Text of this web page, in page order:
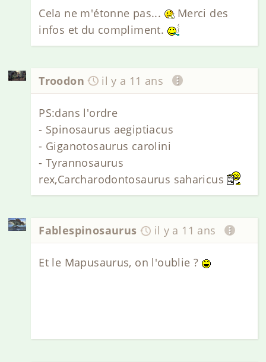
Cela ne m'étonne pas...
Merci des
infos et du compliment.
Troodon il y a 11 ans
PS:dans l'ordre
- Spinosaurus aegiptiacus
- Giganotosaurus carolini
- Tyrannosaurus
rex,Carcharodontosaurus saharicus
Fablespinosaurus il y a 11 ans
Et le Mapusaurus, on l'oublie ?